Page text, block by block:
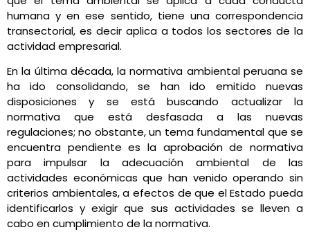
humana y en ese sentido, tiene una correspondencia
transectorial, es decir aplica a todos los sectores de la
actividad empresarial.
En la última década, la normativa ambiental peruana se
ha ido consolidando, se han ido emitido nuevas
disposiciones y se está buscando actualizar la
normativa que está desfasada a las nuevas
regulaciones; no obstante, un tema fundamental que se
encuentra pendiente es la aprobación de normativa
para impulsar la adecuación ambiental de las
actividades económicas que han venido operando sin
criterios ambientales, a efectos de que el Estado pueda
identificarlos y exigir que sus actividades se lleven a
cabo en cumplimiento de la normativa.